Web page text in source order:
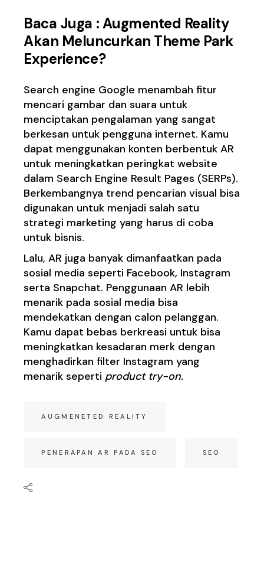
Baca Juga :Augmented Reality
Akan Meluncurkan Theme Park
Experience?
Search engine Google menambah fitur
mencari gambar dan suara untuk
menciptakan pengalaman yang sangat
berkesan untuk pengguna internet. Kamu
dapat menggunakan konten berbentuk AR
untuk meningkatkan peringkat website
dalam Search Engine Result Pages (SERPs).
Berkembangnya trend pencarian visual bisa
digunakan untuk menjadi salah satu
strategi marketing yang harus di coba
untuk bisnis.
Lalu, AR juga banyak dimanfaatkan pada
sosial media seperti Facebook, Instagram
serta Snapchat. Penggunaan AR lebih
menarik pada sosial media bisa
mendekatkan dengan calon pelanggan.
Kamu dapat bebas berkreasi untuk bisa
meningkatkan kesadaran merk dengan
menghadirkan filter Instagram yang
menarik seperti product try-on.
AUGMENETED REALITY
PENERAPAN AR PADA SEO SEO